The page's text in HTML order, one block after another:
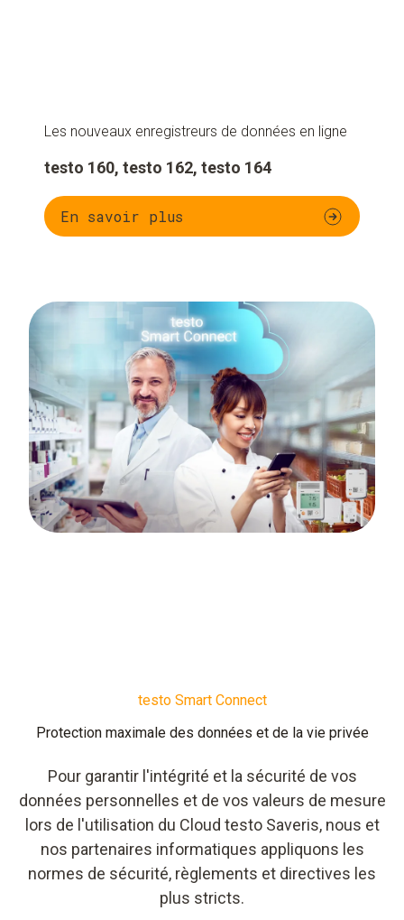
Les nouveaux enregistreurs de données en ligne
testo 160, testo 162, testo 164
En savoir plus
testo Smart Connect
Protection maximale des données et de la vie privée
Pour garantir l'intégrité et la sécurité de vos
données personnelles et de vos valeurs de mesure
lors de l'utilisation du Cloud testo Saveris, nous et
nos partenaires informatiques appliquons les
normes de sécurité, règlements et directives les
plus stricts.